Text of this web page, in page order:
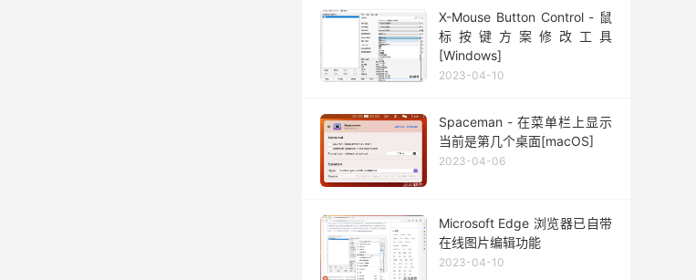
X-Mouse Button Control - 鼠
标按键方案修改工具
[Windows]
2023-04-10
Spaceman - 在菜单栏上显示
当前是第几个桌面[macOS]
2023-04-06
Microsoft Edge 浏览器已自带
在线图片编辑功能
2023-04-10